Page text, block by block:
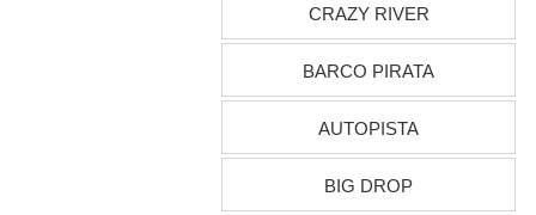
CRAZY RIVER
BARCO PIRATA
AUTOPISTA
BIG DROP